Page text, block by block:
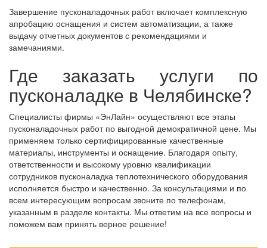
Завершение пусконаладочных работ включает комплексную
апробацию оснащения и систем автоматизации, а также
выдачу отчетных документов с рекомендациями и
замечаниями.
Где заказать услуги по
пусконаладке в Челябинске?
Специалисты фирмы «ЭнЛайн» осуществляют все этапы
пусконаладочных работ по выгодной демократичной цене. Мы
применяем только сертифицированные качественные
материалы, инструменты и оснащение. Благодаря опыту,
ответственности и высокому уровню квалификации
сотрудников пусконаладка теплотехнического оборудования
исполняется быстро и качественно. За консультациями и по
всем интересующим вопросам звоните по телефонам,
указанным в разделе контакты. Мы ответим на все вопросы и
поможем вам принять верное решение!